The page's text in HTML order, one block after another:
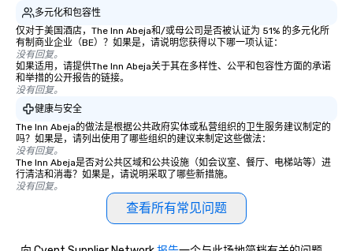
多元化和包容性
仅对于美国酒店，The Inn Abeja和/或母公司是否被认证为 51% 的多元化所
有制商业企业（BE）？如果是，请说明您获得以下哪一项认证：
没有回复。
如果适用，请提供The Inn Abeja关于其在多样性、公平和包容性方面的承诺
和举措的公开报告的链接。
没有回复。
健康与安全
The Inn Abeja的做法是根据公共政府实体或私营组织的卫生服务建议制定的
吗？如果是，请列出使用了哪些组织的建议来制定这些做法：
没有回复。
The Inn Abeja是否对公共区域和公共设施（如会议室、餐厅、电梯站等）进
行清洁和消毒？如果是，请说明采取了哪些新措施。
没有回复。
查看所有常见问题